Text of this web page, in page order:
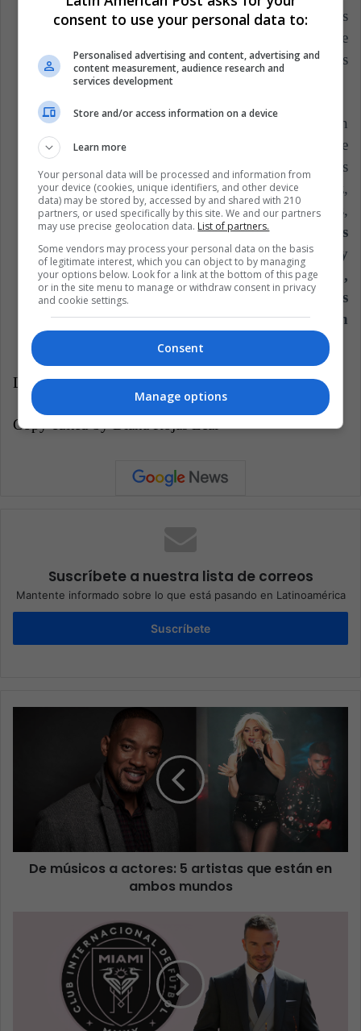
cualquier tipo puede liberar cantidades de estos
gases que exceden notoriamente el posible
ahorro anual obtenido a partir de los
biocombustibles.
4. Los recursos hídricos también se verían
afectados, ya que la producción de
biocombustibles a partir de materias primas
como caña de azúcar, aceite de palma y maíz,
requieren cantidades elevadas de agua. Además,
la contaminación de los recursos hídricos
asociada con la aplicación de fertilizantes y
productos agroquímicos, la erosión del suelo,
el lavado de las materias primas y otras fases
del proceso de producción de etanol resultan
altamente preocupantes.
LatinAmerican Post | Camila Peñaloza Quimbay
Copy edited by Diana Rojas Leal
Suscríbete a nuestra lista de correos
Mantente informado sobre lo que está pasando en Latinoamérica
Suscríbete
De músicos a actores: 5 artistas que están en
ambos mundos
consent to use your personal data to:
Personalised advertising and content, advertising and
content measurement, audience research and
services development
Store and/or access information on a device
Learn more
Your personal data will be processed and information from
your device (cookies, unique identifiers, and other device
data) may be stored by, accessed by and shared with 210
partners, or used specifically by this site. We and our partners
may use precise geolocation data. List of partners.
Some vendors may process your personal data on the basis
of legitimate interest, which you can object to by managing
your options below. Look for a link at the bottom of this page
or in the site menu to manage or withdraw consent in privacy
and cookie settings.
Consent
Manage options